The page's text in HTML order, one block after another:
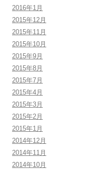
2016年1月
2015年12月
2015年11月
2015年10月
2015年9月
2015年8月
2015年7月
2015年4月
2015年3月
2015年2月
2015年1月
2014年12月
2014年11月
2014年10月